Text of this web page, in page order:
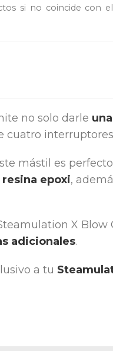
si no coincide con
no solo darle
cuatro
mástil es
resina epoxi,
X Blow
adicionales.
a tu